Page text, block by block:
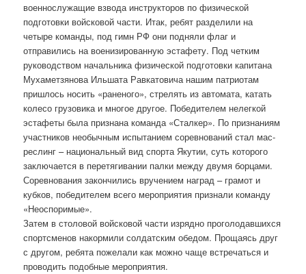
военнослужащие взвода инструкторов по физической
подготовки войсковой части. Итак, ребят разделили на
четыре команды, под гимн РФ они подняли флаг и
отправились на военизированную эстафету. Под четким
руководством начальника физической подготовки капитана
Мухаметзянова Ильшата Равкатовича нашим патриотам
пришлось носить «раненого», стрелять из автомата, катать
колесо грузовика и многое другое. Победителем нелегкой
эстафеты была признана команда «Сталкер». По признаниям
участников необычным испытанием соревнований стал мас-
реслинг – национальный вид спорта Якутии, суть которого
заключается в перетягивании палки между двумя борцами.
Соревнования закончились вручением наград – грамот и
кубков, победителем всего мероприятия признали команду
«Неоспоримые».
Затем в столовой войсковой части изрядно проголодавшихся
спортсменов накормили солдатским обедом. Прощаясь друг
с другом, ребята пожелали как можно чаще встречаться и
проводить подобные мероприятия.